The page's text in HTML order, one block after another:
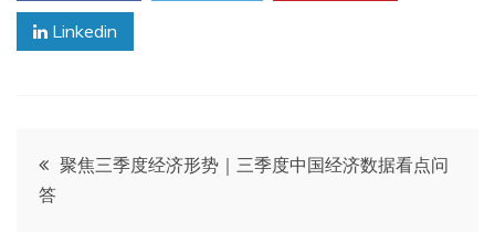
Linkedin
文
章
聚焦三季度经济形势｜三季度中国经济数据看点问
答